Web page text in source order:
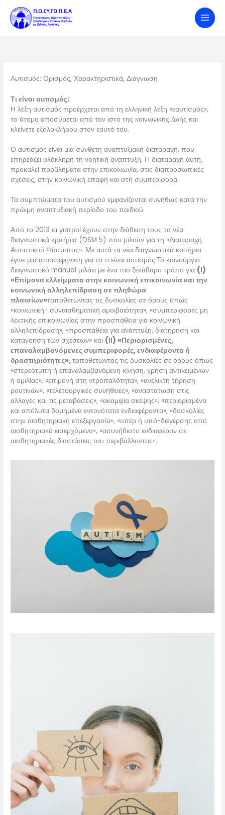
content
Αυτισμός: Ορισμός, Χαρακτηριστικά, Διάγνωση
Τι είναι αυτισμός:
Η λέξη αυτισμός προέρχεται από τη ελληνική λέξη «εαυτισμός»,
το άτομο αποσύρεται από τον ιστό της κοινωνικής ζωής και
κλείνετε εξολοκλήρου στον εαυτό του.
Ο αυτισμός είναι μια σύνθετη αναπτυξιακή διαταραχή, που
επηρεάζει ολόκληρη τη νοητική ανάπτυξη. Η διαταραχή αυτή,
προκαλεί προβλήματα στην επικοινωνία, στις διαπροσωπικές
σχέσεις, στην κοινωνική επαφή και στη συμπεριφορά.
Τα συμπτώματα του αυτισμού εμφανίζονται συνήθως κατά την
πρώιμη αναπτυξιακή περίοδο του παιδιού.
Από το 2013 οι γιατροί έχουν στην διάθεση τους τα νέα
διαγνωστικά κριτήρια (DSM 5) που μιλούν για τη «Διαταραχή
Αυτιστικού Φάσματος». Με αυτά τα νέα διαγνωστικά κριτήρια
έγινε μια αποσαφήνιση για το τι είναι αυτισμός.Το καινούργιο
διαγνωστικό manual μιλάει με ένα πιο ξεκάθαρο τρόπο για (Ι)
«Επίμονα ελλείμματα στην κοινωνική επικοινωνία και την
κοινωνική αλληλεπίδραση σε πληθώρα
πλαισίων»τοποθετώντας τις δυσκολίες σε όρους όπως
«κοινωνική- συναισθηματική αμοιβαιότητα», «συμπεριφορές μη
λεκτικής επικοινωνίας στην προσπάθεια για κοινωνική
αλληλεπίδραση», «προσπάθεια για ανάπτυξη, διατήρηση και
κατανόηση των σχέσεων» και (ΙΙ) «Περιορισμένες,
επαναλαμβανόμενες συμπεριφορές, ενδιαφέροντα ή
δραστηριότητες»,τοποθετώντας τις δυσκολίες σε όρους όπως
«στερεότυπη ή επαναλαμβανόμενη κίνηση, χρήση αντικειμένων
ή ομιλίας», «επιμονή στη ντροπαλότητα», «ανέλικτη τήρηση
ρουτινών», «τελετουργικές συνήθειες», «αναστάτωση στις
αλλαγές και τις μεταβάσεις», «ακαμψία σκέψης», «περιορισμένα
και απόλυτα δομημένα εντονότατα ενδιαφέροντα», «δυσκολίες
στην αισθητηριακή επεξεργασία», «υπέρ ή υπό-διέγερσης από
αισθητηριακά εισερχόμενα», «ασυνήθιστο ενδιαφέρον σε
αισθητηριακές διαστάσεις του περιβάλλοντος».